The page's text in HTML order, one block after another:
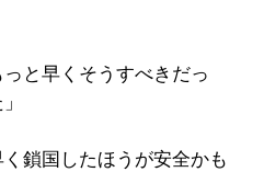
っと早くそうすべきだっ
く鎖国したほうが安全かも